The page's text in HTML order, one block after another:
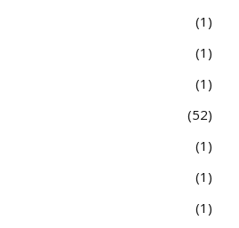
1
1
1
52
1
1
1